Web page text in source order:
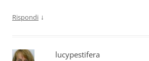
Rispondi ↓
lucypestifera